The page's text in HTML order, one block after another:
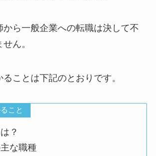
から一般企業への転職は決して不
ん。
ことは下記のとおりです。
こと
？
な職種